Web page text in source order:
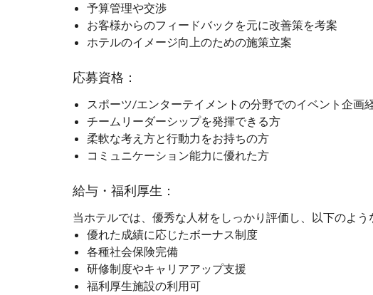
予算管理や交渉
お客様からのフィードバックを元に改善策を考案
ホテルのイメージ向上のための施策立案
応募資格：
スポーツ/エンターテイメントの分野でのイベント企画
チームリーダーシップを発揮できる方
柔軟な考え方と行動力をお持ちの方
コミュニケーション能力に優れた方
給与・福利厚生：
当ホテルでは、優秀な人材をしっかり評価し、以下のよう
優れた成績に応じたボーナス制度
各種社会保険完備
研修制度やキャリアアップ支援
福利厚生施設の利用可